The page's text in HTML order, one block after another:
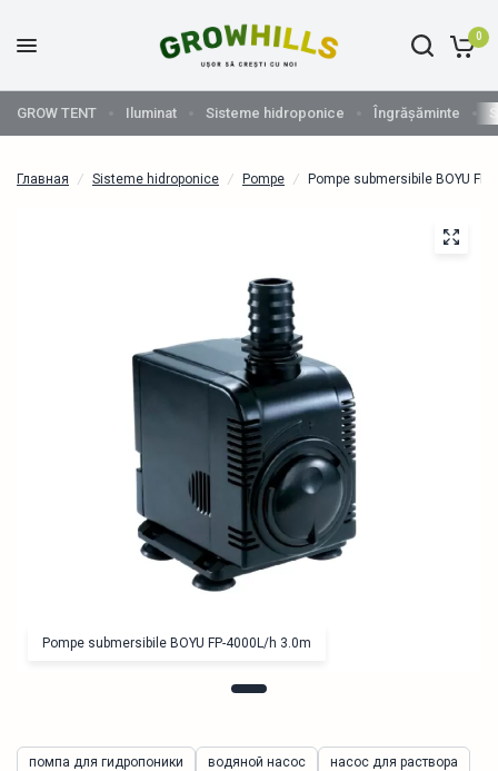
0
GROW TENT Iluminat Sisteme hidroponice Îngrășăminte
Главная / Sisteme hidroponice / Pompe / Pompe submersibile BOYU
Pompe submersibile BOYU FP-4000L/h 3.0m
помпа для гидропоники водяной насос
насос для раствора